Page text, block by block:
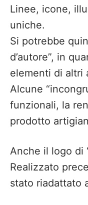
Linee, icone,
uniche.
Si potrebbe
d’autore”, in
elementi di altri
Alcune
funzionali, la
prodotto
Anche il logo di
Realizzato
stato riadattato